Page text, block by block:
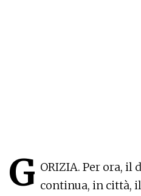
G ORIZIA. Per ora, il
continua, in città,